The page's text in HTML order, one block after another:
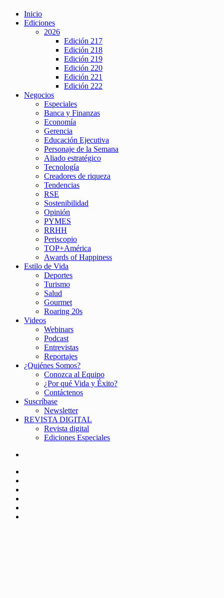
Inicio
Ediciones
2026
Edición 217
Edición 218
Edición 219
Edición 220
Edición 221
Edición 222
Negocios
Especiales
Banca y Finanzas
Economía
Gerencia
Educación Ejecutiva
Personaje de la Semana
Aliado estratégico
Tecnología
Creadores de riqueza
Tendencias
RSE
Sostenibilidad
Opinión
PYMES
RRHH
Periscopio
TOP+América
Awards of Happiness
Estilo de Vida
Deportes
Turismo
Salud
Gourmet
Roaring 20s
Videos
Webinars
Podcast
Entrevistas
Reportajes
¿Quiénes Somos?
Conozca al Equipo
¿Por qué Vida y Éxito?
Contáctenos
Suscríbase
Newsletter
REVISTA DIGITAL
Revista digital
Ediciones Especiales